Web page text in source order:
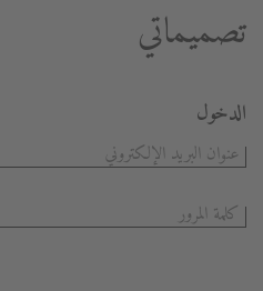
تصميماتي
الدخول